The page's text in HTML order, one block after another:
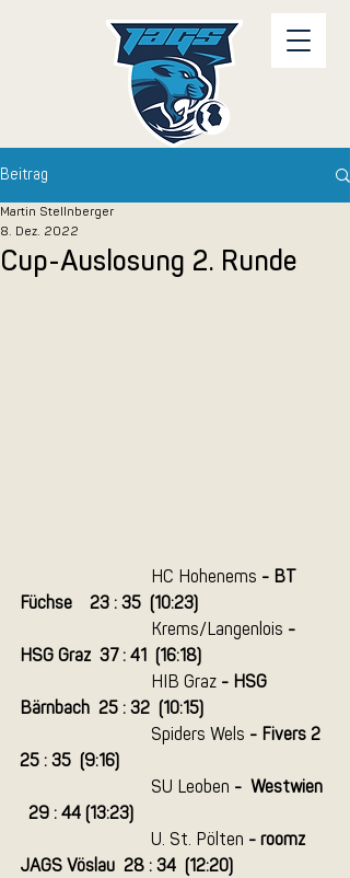
Beitrag
Cup-Auslosung 2. Runde
Martin Stellnberger
8. Dez. 2022
			HC Hohenems
- BT
Füchse    23 : 35  (10:23)
Krems/Langenlois -
HSG Graz  37 : 41  (16:18)
HIB Graz - HSG
Bärnbach  25 : 32  (10:15)
	Spiders Wels
- Fivers 2
25 : 35  (9:16)
SU Leoben -  Westwien
  29 : 44 (13:23)
U. St. Pölten - roomz
JAGS Vöslau  28 : 34  (12:20)